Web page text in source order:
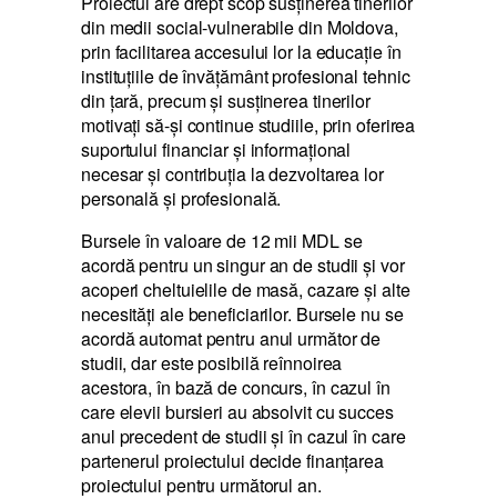
din medii social-vulnerabile din Moldova,
prin facilitarea accesului lor la educaţie în
instituţiile de învăţământ profesional tehnic
din ţară, precum și susţinerea tinerilor
motivaţi să-şi continue studiile, prin oferirea
suportului financiar şi informaţional
necesar şi contribuţia la dezvoltarea lor
personală şi profesională.
Bursele în valoare de 12 mii MDL se
acordă pentru un singur an de studii şi vor
acoperi cheltuielile de masă, cazare şi alte
necesităţi ale beneficiarilor. Bursele nu se
acordă automat pentru anul următor de
studii, dar este posibilă reînnoirea
acestora, în bază de concurs, în cazul în
care elevii bursieri au absolvit cu succes
anul precedent de studii şi în cazul în care
partenerul proiectului decide finanţarea
proiectului pentru următorul an.